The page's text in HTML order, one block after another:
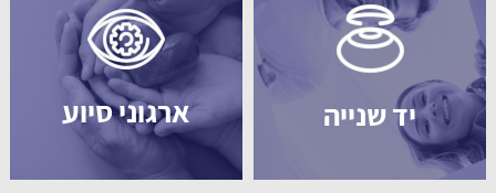
יד שנייה ארגוני סיוע